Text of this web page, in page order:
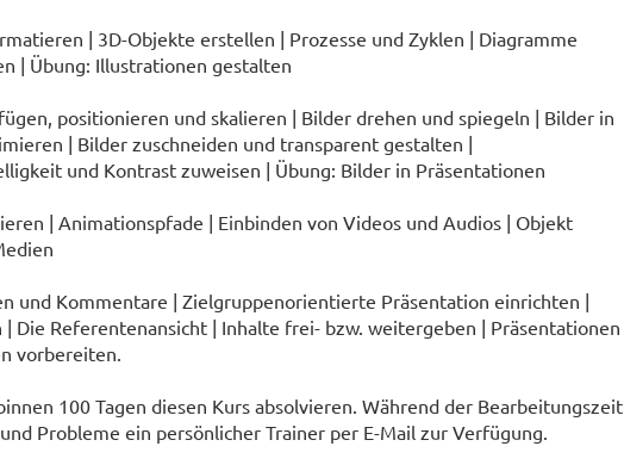
| 3D-Objekte erstellen | Prozesse und Zyklen | Diagramme
| Übung: Illustrationen gestalten
positionieren und skalieren | Bilder drehen und spiegeln | Bilder in
| Bilder zuschneiden und transparent gestalten |
und Kontrast zuweisen | Übung: Bilder in Präsentationen
| Animationspfade | Einbinden von Videos und Audios | Objekt
und Kommentare | Zielgruppenorientierte Präsentation einrichten |
Die Referentenansicht | Inhalte frei- bzw. weitergeben | Präsentationen
vorbereiten.
100 Tagen diesen Kurs absolvieren. Während der Bearbeitungszeit
Probleme ein persönlicher Trainer per E-Mail zur Verfügung.